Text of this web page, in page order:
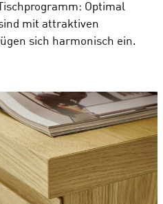
Optimal
mit attraktiven
sich harmonisch ein.